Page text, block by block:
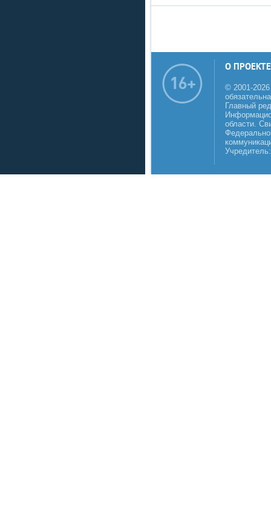
О ПРОЕКТЕ
© 2001-
Главный
области.